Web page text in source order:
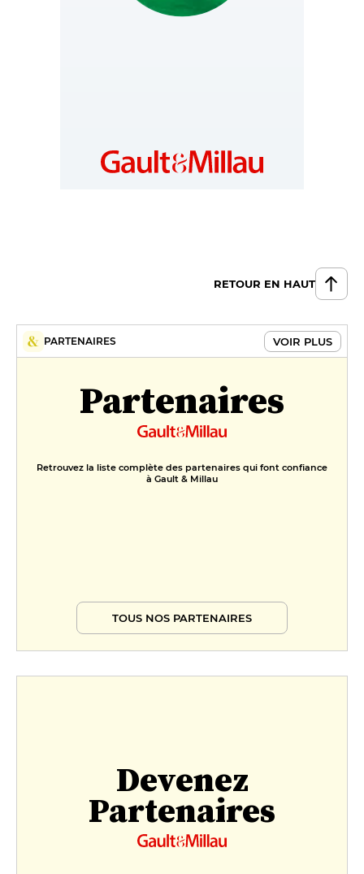
RETOUR EN HAUT
PARTENAIRES VOIR PLUS
Partenaires
Retrouvez la liste complète des partenaires qui font confiance
à Gault & Millau
TOUS NOS PARTENAIRES
Devenez
Partenaires